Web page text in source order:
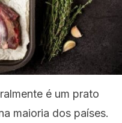
é um prato
maioria dos países.